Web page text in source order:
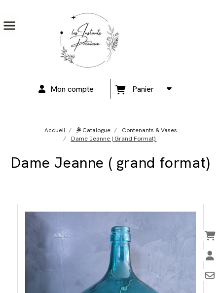
Mon compte Panier
Accueil Catalogue
Contenants & Vases
Dame Jeanne ( Grand Format)
Dame Jeanne ( grand format)